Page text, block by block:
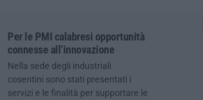
Per le PMI calabresi opportunità
connesse all’innovazione
Nella sede degli industriali
cosentini sono stati presentati i
servizi e le finalità per supportare le